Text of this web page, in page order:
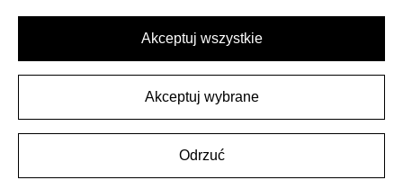
Wyślij
AkceptujePolityki Prywatności.
Akceptuj wszystkie
Akceptuj wybrane
Odrzuć